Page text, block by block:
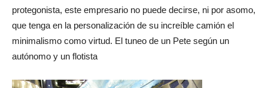
protegonista, este empresario no puede decirse, ni por asomo,
que tenga en la personalización de su increíble camión el
minimalismo como virtud. El tuneo de un Pete según un
autónomo y un flotista